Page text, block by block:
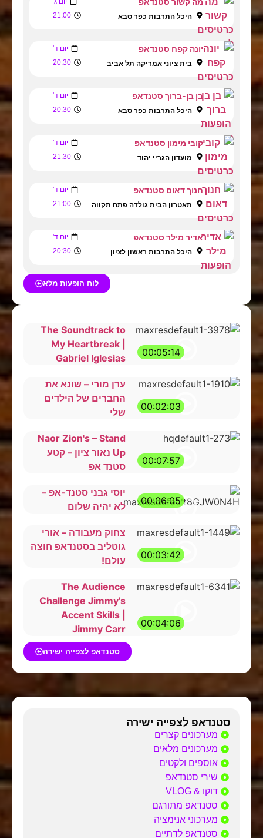
היכל התרבות כפר סבא 21:00
יונה קפח סטנדאפ יום ד'
בית ציוני אמריקה תל אביב 20:30
בן בן-ברוך סטנדאפ יום ד'
היכל התרבות כפר סבא 20:30
קובי מימון סטנדאפ יום ד'
מועדון הגריי יהוד 21:30
חנוך דאום סטנדאפ יום ד'
תאטרון הבית גולדה פתח תקווה 21:00
אדיר מילר סטנדאפ יום ד'
היכל התרבות ראשון לציון 20:30
לוח הופעות מלא
00:05:14
The Soundtrack to
My Heartbreak |
Gabriel Iglesias
00:02:03
ערן מורי – שונא את
החברים של הילדים
שלי
00:07:57
Naor Zion's – Stand
Up נאור ציון – קטע
סטנד אפ
00:06:05
יוסי גבני סטנד-אפ –
לא יהיה שלום
00:03:42
צחוק מעבודה – אורי
גוטליב בסטנדאפ חוצה
עולם!
00:04:06
The Audience
Challenge Jimmy's
Accent Skills |
Jimmy Carr
סטנדאפ לצפייה ישירה
סטנדאפ לצפייה ישירה
מערכונים קצרים
מערכונים מלאים
אוספים ולקטים
שירי סטנדאפ
דוקו & VLOG
סטנדאפ מתורגם
מערכוני אנימציה
סטנדאפ לדתיים